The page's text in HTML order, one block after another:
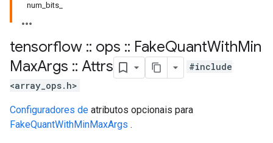
num_bits_
tensorflow :: ops :: FakeQuantWithMin
MaxArgs :: Attrs
#include
<array_ops.h>
Configuradores de atributos opcionais para
FakeQuantWithMinMaxArgs .